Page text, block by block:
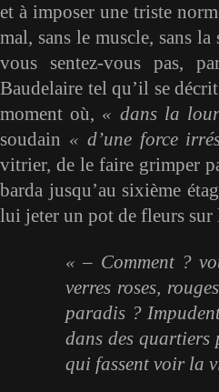
et à imposer une triste
mal, sans le muscle, sans la
vous sentez-vous pas,
Baudelaire tel qu’il se
moment où, « dans la
soudain « d’une force
vitrier, de le faire grimper
barda jusqu’au sixième
lui jeter un pot de fleurs
« – Comment ?
verres roses,
paradis ?
dans des quartiers
qui fassent voir la